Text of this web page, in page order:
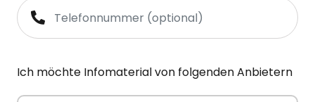
Ich möchte Infomaterial von folgenden Anbietern